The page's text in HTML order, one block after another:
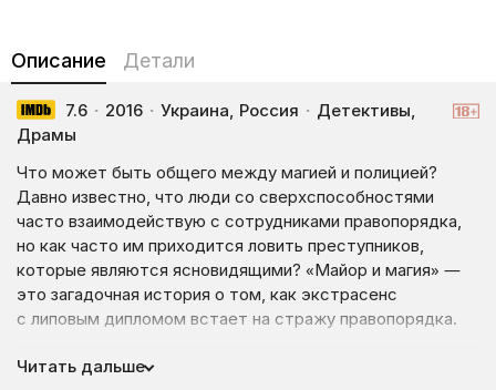
Описание Детали
7.6 · 2016 · Украина, Россия · Детективы,
Драмы
Что может быть общего между магией и полицией?
Давно известно, что люди со сверхспособностями
часто взаимодействую с сотрудниками правопорядка,
но как часто им приходится ловить преступников,
которые являются ясновидящими? «Майор и магия» —
это загадочная история о том, как экстрасенс
с липовым дипломом встает на стражу правопорядка.
для того, чтобы выполнить важную миссию. Ему
Читать дальше